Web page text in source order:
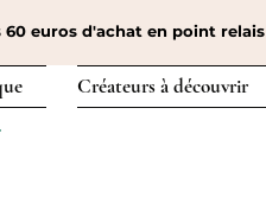
euros d'achat en point relais
Créateurs à découvrir